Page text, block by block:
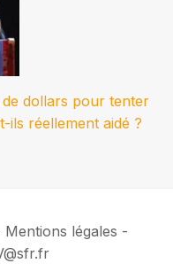
de dollars pour tenter
ils réellement aidé ?
légales -